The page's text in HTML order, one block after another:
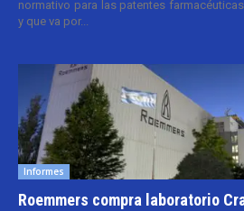
normativo para las patentes
y que va por...
Informes
Roemmers compra laboratorio